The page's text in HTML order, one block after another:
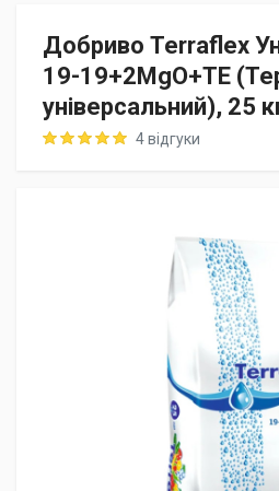
Добриво Terraflex
19-19+2MgO+TE
універсальний), 25
Rating: 5 out of 54 відгуки